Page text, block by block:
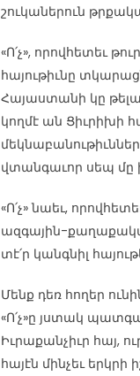
շուկաներուն
«Ո՛չ», որովհետեւ
հայութիւնը
Հայաստանի կը
կողմէ ան Ցիւրիխի
վտանգաւոր սեպ մը
«Ո՛չ» նաեւ,
ազգային-
տէ՛ր կանգնիլ
Մենք դեռ հողեր
«Ո՛չ»ը յստակ
Իւրաքանչիւր հայ,
հայէն մինչեւ երկրի